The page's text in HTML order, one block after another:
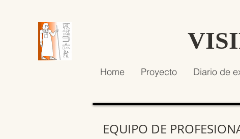
Home Proyecto Diario de
EQUIPO DE